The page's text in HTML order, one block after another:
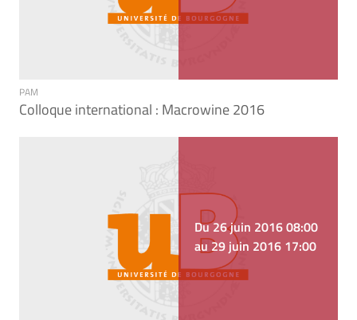
PAM
Colloque international : Macrowine 2016
Du 26 juin 2016 08:00
au 29 juin 2016 17:00